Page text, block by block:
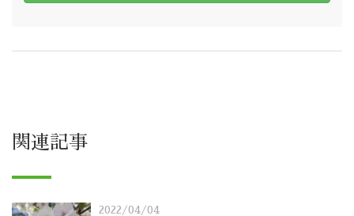
関連記事
2022/04/04